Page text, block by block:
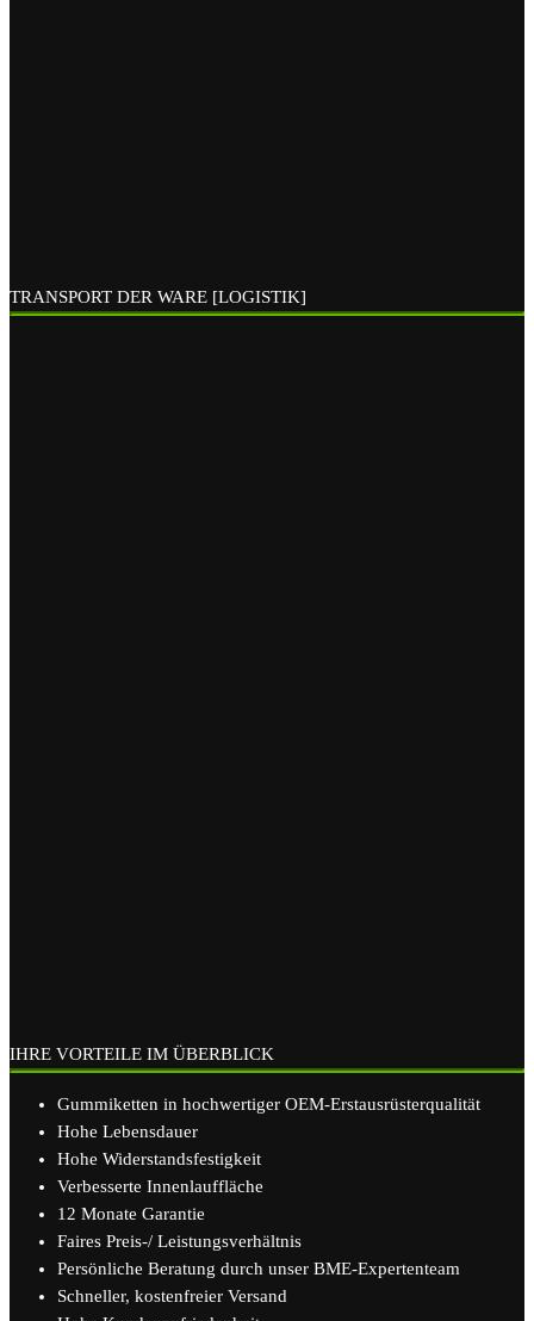
TRANSPORT DER WARE [LOGISTIK]
IHRE VORTEILE IM ÜBERBLICK
Gummiketten in hochwertiger OEM-Erstausrüsterqualität
Hohe Lebensdauer
Hohe Widerstandsfestigkeit
Verbesserte Innenlauffläche
12 Monate Garantie
Faires Preis-/ Leistungsverhältnis
Persönliche Beratung durch unser BME-Expertenteam
Schneller, kostenfreier Versand